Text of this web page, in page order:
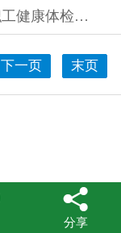
女性职工健康体检：运动的重要性与提升身体素质的必要性
下一页 末页

分享